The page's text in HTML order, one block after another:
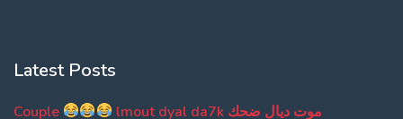
Latest Posts
Couple lmout dyal da7k موت ديال ضحك